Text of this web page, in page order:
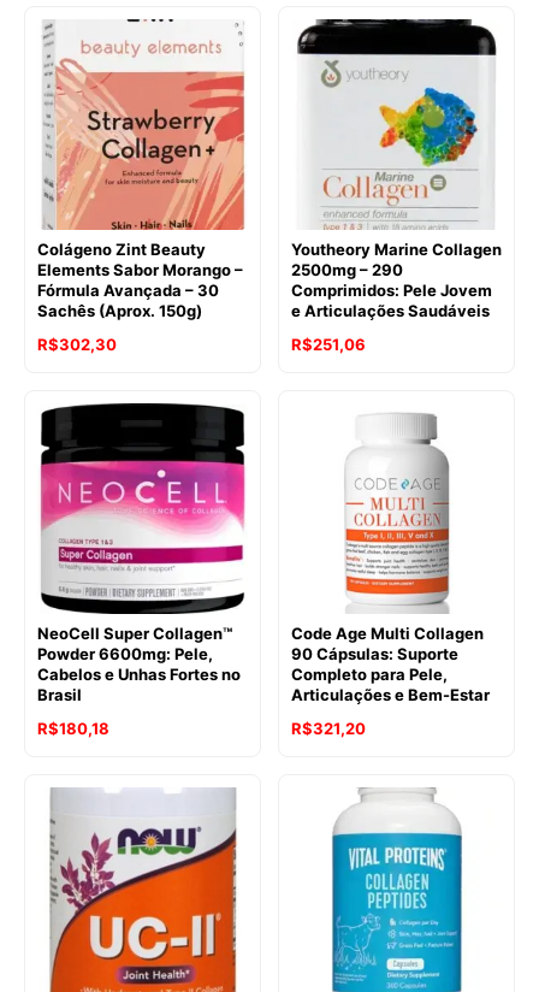
era:
R$214,10.
R$192,62.
original
era:
R$511,88.
atual
é:
R$437,33.
Colágeno Zint Beauty
Elements Sabor Morango –
Fórmula Avançada – 30
Sachês (Aprox. 150g)
O
original
era:
R$356,90.
R$302,30O
atual
R$302,30.
Youtheory Marine Collagen
2500mg – 290
Comprimidos: Pele Jovem
e Articulações Saudáveis
O
R$286,55.
R$251,06
NeoCell Super Collagen™
Powder 6600mg: Pele,
Cabelos e Unhas Fortes no
Brasil
O
original
era:
R$223,76.
R$180,18
atual
R$180,18.
Code Age Multi Collagen
90 Cápsulas: Suporte
Completo para Pele,
Articulações e Bem-Estar
R$321,20